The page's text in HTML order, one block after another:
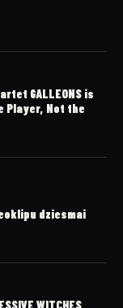
GALLEONS is
Not the
dziesmai
WITCHES